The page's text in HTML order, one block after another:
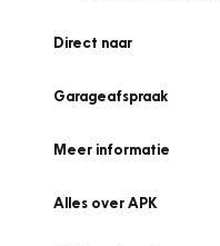
Direct naar
Garageafspraak
Meer informatie
Alles over APK